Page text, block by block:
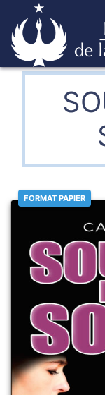
Skip
to Éditions de la
FORMAT PAPIER